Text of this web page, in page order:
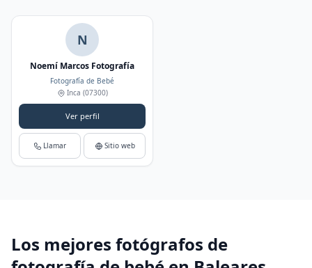
N
Noemí Marcos Fotografía
Fotografía de Bebé
Inca (07300)
Ver perfil
Llamar Sitio web
Los mejores fotógrafos de